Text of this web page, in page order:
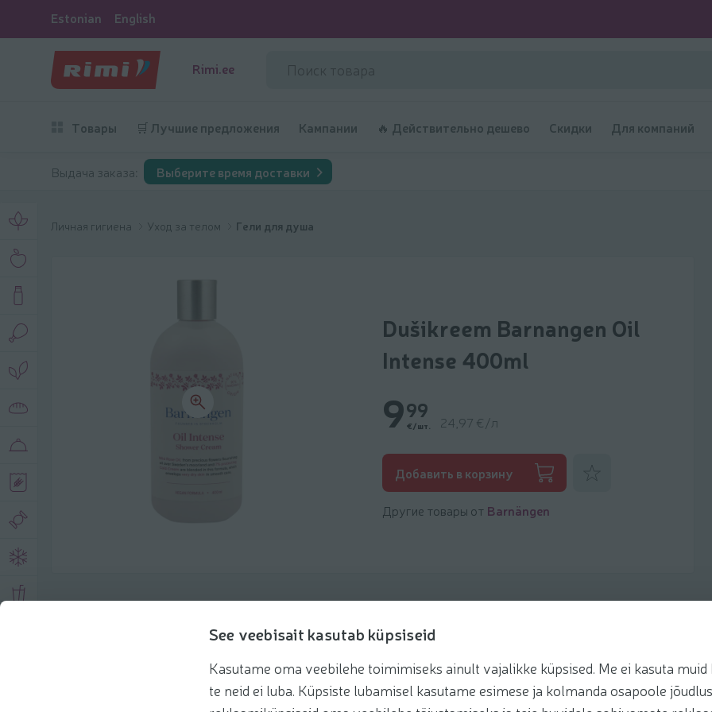
See veebisait kasutab küpsiseid
Kasutame oma veebilehe toimimiseks ainult vajalikke küpsised. Me ei kasuta muid
te neid ei luba. Küpsiste lubamisel kasutame esimese ja kolmanda osapoole
Estonian English
Rimi.ee
Товары 🛒 Лучшие предложения Кампании 🔥 Действительно дешево Скидки Для компаний
Выдача заказа: Выберите время доставки
Личная гигиена Уход за телом Гели для душа
Dušikreem Barnangen Oil
Intense 400ml
999
€/шт. 24,97 €/л
Добавить в корзину
Другие товары от Barnängen
Рекомендации